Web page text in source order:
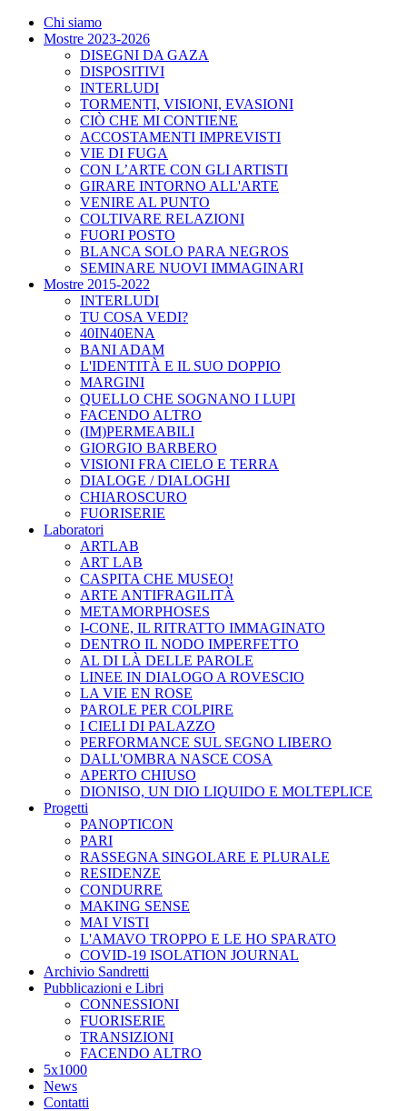
Chi siamo
Mostre 2023-2026
DISEGNI DA GAZA
DISPOSITIVI
INTERLUDI
TORMENTI, VISIONI, EVASIONI
CIÒ CHE MI CONTIENE
ACCOSTAMENTI IMPREVISTI
VIE DI FUGA
CON L’ARTE CON GLI ARTISTI
GIRARE INTORNO ALL'ARTE
VENIRE AL PUNTO
COLTIVARE RELAZIONI
FUORI POSTO
BLANCA SOLO PARA NEGROS
SEMINARE NUOVI IMMAGINARI
Mostre 2015-2022
INTERLUDI
TU COSA VEDI?
40IN40ENA
BANI ADAM
L'IDENTITÀ E IL SUO DOPPIO
MARGINI
QUELLO CHE SOGNANO I LUPI
FACENDO ALTRO
(IM)PERMEABILI
GIORGIO BARBERO
VISIONI FRA CIELO E TERRA
DIALOGE / DIALOGHI
CHIAROSCURO
FUORISERIE
Laboratori
ARTLAB
ART LAB
CASPITA CHE MUSEO!
ARTE ANTIFRAGILITÀ
METAMORPHOSES
I-CONE, IL RITRATTO IMMAGINATO
DENTRO IL NODO IMPERFETTO
AL DI LÀ DELLE PAROLE
LINEE IN DIALOGO A ROVESCIO
LA VIE EN ROSE
PAROLE PER COLPIRE
I CIELI DI PALAZZO
PERFORMANCE SUL SEGNO LIBERO
DALL'OMBRA NASCE COSA
APERTO CHIUSO
DIONISO, UN DIO LIQUIDO E MOLTEPLICE
Progetti
PANOPTICON
PARI
RASSEGNA SINGOLARE E PLURALE
RESIDENZE
CONDURRE
MAKING SENSE
MAI VISTI
L'AMAVO TROPPO E LE HO SPARATO
COVID-19 ISOLATION JOURNAL
Archivio Sandretti
Pubblicazioni e Libri
CONNESSIONI
FUORISERIE
TRANSIZIONI
FACENDO ALTRO
5x1000
News
Contatti